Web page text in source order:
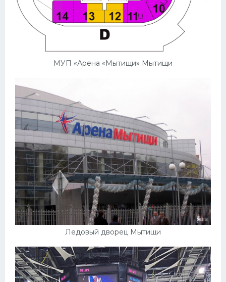
МУП «Арена «Мытищи» Мытищи
Ледовый дворец Мытищи